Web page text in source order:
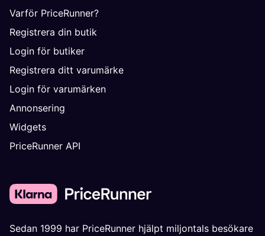
Varför PriceRunner?
Registrera din butik
Login för butiker
Registrera ditt varumärke
Login för varumärken
Annonsering
Widgets
PriceRunner API
Sedan 1999 har PriceRunner hjälpt miljontals besökare